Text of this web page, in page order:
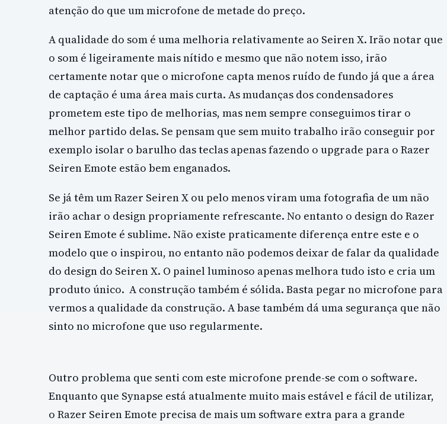
atenção do que um microfone de metade do preço.
A qualidade do som é uma melhoria relativamente ao Seiren X. Irão notar que
o som é ligeiramente mais nítido e mesmo que não notem isso, irão
certamente notar que o microfone capta menos ruído de fundo já que a área
de captação é uma área mais curta. As mudanças dos condensadores
prometem este tipo de melhorias, mas nem sempre conseguimos tirar o
melhor partido delas. Se pensam que sem muito trabalho irão conseguir por
exemplo isolar o barulho das teclas apenas fazendo o upgrade para o Razer
Seiren Emote estão bem enganados.
Se já têm um Razer Seiren X ou pelo menos viram uma fotografia de um não
irão achar o design propriamente refrescante. No entanto o design do Razer
Seiren Emote é sublime. Não existe praticamente diferença entre este e o
modelo que o inspirou, no entanto não podemos deixar de falar da qualidade
do design do Seiren X. O painel luminoso apenas melhora tudo isto e cria um
produto único. A construção também é sólida. Basta pegar no microfone para
vermos a qualidade da construção. A base também dá uma segurança que não
sinto no microfone que uso regularmente.
Outro problema que senti com este microfone prende-se com o software.
Enquanto que Synapse está atualmente muito mais estável e fácil de utilizar,
o Razer Seiren Emote precisa de mais um software extra para a grande